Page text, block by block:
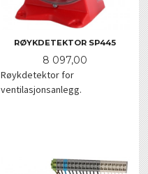
RØYKDETEKTOR SP445
Pris
8 097,00
Røykdetektor for
ventilasjonsanlegg.